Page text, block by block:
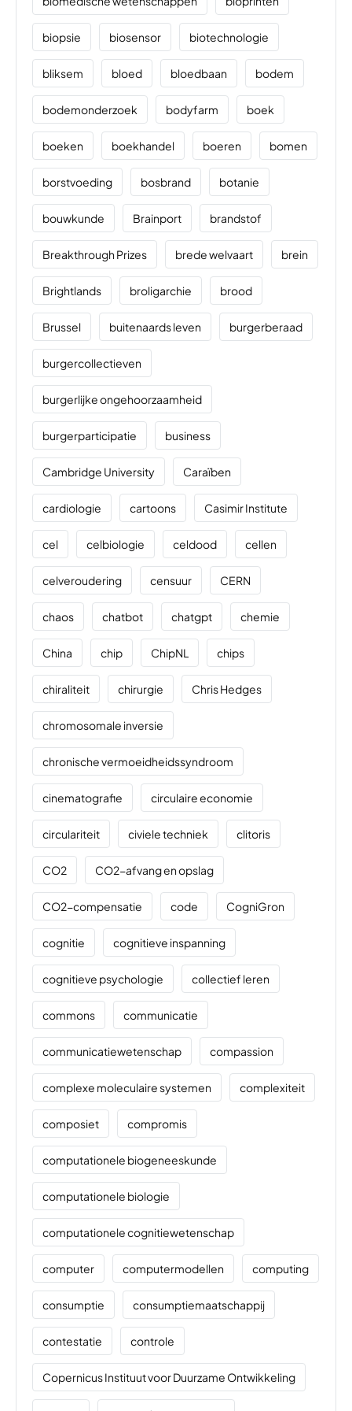
biopsie biosensor biotechnologie
bliksem bloed bloedbaan bodem
bodemonderzoek bodyfarm boek
boeken boekhandel boeren bomen
borstvoeding bosbrand botanie
bouwkunde Brainport brandstof
Breakthrough Prizes brede welvaart brein
Brightlands broligarchie brood
Brussel buitenaards leven burgerberaad
burgercollectieven
burgerlijke ongehoorzaamheid
burgerparticipatie business
Cambridge University Caraïben
cardiologie cartoons Casimir Institute
cel celbiologie celdood cellen
celveroudering censuur CERN
chaos chatbot chatgpt chemie
China chip ChipNL chips
chiraliteit chirurgie Chris Hedges
chromosomale inversie
chronische vermoeidheidssyndroom
cinematografie circulaire economie
circulariteit civiele techniek clitoris
CO2 CO2-afvang en opslag
CO2-compensatie code CogniGron
cognitie cognitieve inspanning
cognitieve psychologie collectief leren
commons communicatie
communicatiewetenschap compassion
complexe moleculaire systemen complexiteit
composiet compromis
computationele biogeneeskunde
computationele biologie
computationele cognitiewetenschap
computer computermodellen computing
consumptie consumptiemaatschappij
contestatie controle
Copernicus Instituut voor Duurzame Ontwikkeling